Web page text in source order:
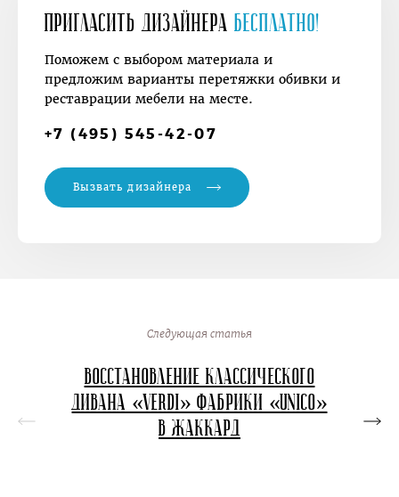
Пригласить дизайнера Бесплатно!
Поможем с выбором материала и
предложим варианты перетяжки обивки и
реставрации мебели на месте.
+7 (495) 545-42-07
Вызвать дизайнера
Следующая статья
Восстановление классического
дивана «Verdi» фабрики «Unico»
в жаккард